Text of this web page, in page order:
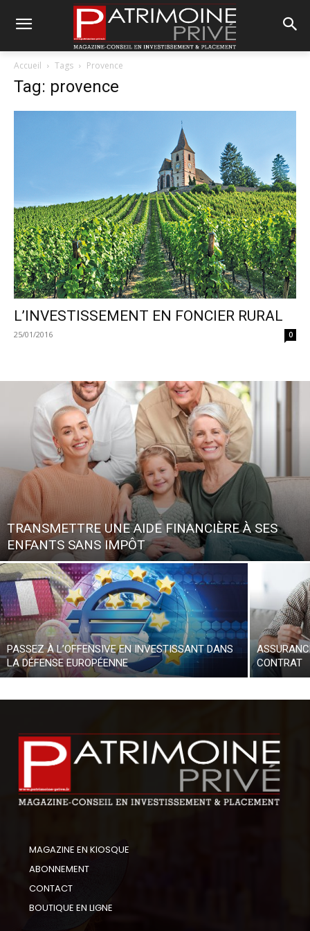
Accueil Tags Provence
Tag: provence
L’INVESTISSEMENT EN FONCIER RURAL
25/01/2016 0
TRANSMETTRE UNE AIDE FINANCIÈRE À SES
ENFANTS SANS IMPÔT
PASSEZ À L’OFFENSIVE EN INVESTISSANT DANS
LA DÉFENSE EUROPÉENNE
CONTRAT
MAGAZINE EN KIOSQUE
ABONNEMENT
CONTACT
BOUTIQUE EN LIGNE